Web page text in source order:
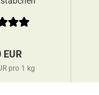
EUR
pro 1 kg